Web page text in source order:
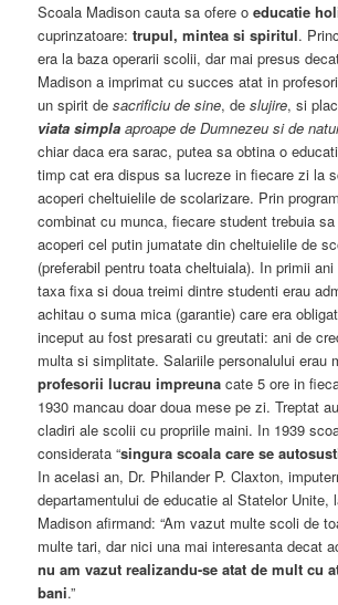
Scoala Madison cauta sa ofere oeducatie
cuprinzatoare:trupul, mintea si spiritul.
era la baza operarii scolii, dar mai presus
Madison a imprimat cu succes atat in
un spirit desacrificiu de sine, deslujire, si
viata simpla aproape de Dumnezeu si de
chiar daca era sarac, putea sa obtina o
timp cat era dispus sa lucreze in fiecare zi la
acoperi cheltuielile de scolarizare. Prin
combinat cu munca, fiecare student trebuia
acoperi cel putin jumatate din cheltuielile de
(preferabil pentru toata cheltuiala). In primii
taxa fixa si doua treimi dintre studenti erau
achitau o suma mica (garantie) care era
inceput au fost presarati cu greutati: ani de
multa si simplitate. Salariile personalului erau
profesorii lucrau impreuna cate 5 ore in
1930 mancau doar doua mese pe zi. Treptat
cladiri ale scolii cu propriile maini. In 1939
considerata “singura scoala care se
In acelasi an, Dr. Philander P. Claxton,
departamentului de educatie al Statelor Unite,
Madison afirmand: “Am vazut multe scoli de
multe tari, dar nici una mai interesanta decat
nu am vazut realizandu-se atat de mult cu
bani.”